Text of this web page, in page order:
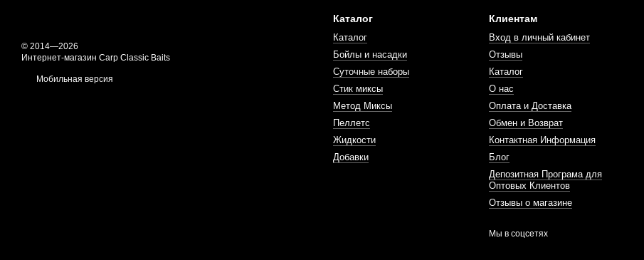
© 2014—2026
Интернет-магазин Carp Classic Baits
Мобильная версия
Каталог
Каталог
Бойлы и насадки
Суточные наборы
Стик миксы
Метод Миксы
Пеллетс
Жидкости
Добавки
Клиентам
Вход в личный кабинет
Отзывы
Каталог
О нас
Оплата и Доставка
Обмен и Возврат
Контактная Информация
Блог
Депозитная Програма для
Оптовых Клиентов
Отзывы о магазине
Мы в соцсетях